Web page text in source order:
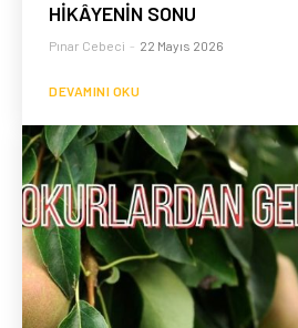
HİKÂYENİN SONU
Pınar Cebeci - 22 Mayıs 2026
DEVAMINI OKU